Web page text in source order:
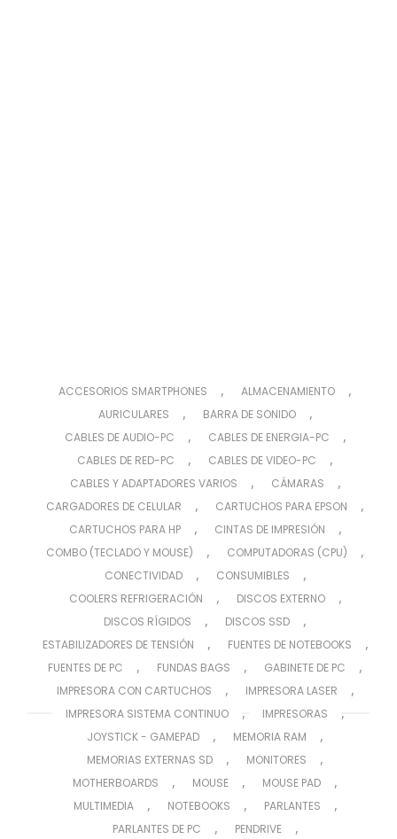
ACCESORIOS SMARTPHONES , ALMACENAMIENTO ,
AURICULARES , BARRA DE SONIDO ,
CABLES DE AUDIO-PC , CABLES DE ENERGIA-PC ,
CABLES DE RED-PC , CABLES DE VIDEO-PC ,
CABLES Y ADAPTADORES VARIOS , CÁMARAS ,
CARGADORES DE CELULAR , CARTUCHOS PARA EPSON ,
CARTUCHOS PARA HP , CINTAS DE IMPRESIÓN ,
COMBO (TECLADO Y MOUSE) , COMPUTADORAS (CPU) ,
CONECTIVIDAD , CONSUMIBLES ,
COOLERS REFRIGERACIÓN , DISCOS EXTERNO ,
DISCOS RÍGIDOS , DISCOS SSD ,
ESTABILIZADORES DE TENSIÓN , FUENTES DE NOTEBOOKS ,
FUENTES DE PC , FUNDAS BAGS , GABINETE DE PC ,
IMPRESORA CON CARTUCHOS , IMPRESORA LASER ,
IMPRESORA SISTEMA CONTINUO , IMPRESORAS ,
JOYSTICK - GAMEPAD , MEMORIA RAM ,
MEMORIAS EXTERNAS SD , MONITORES ,
MOTHERBOARDS , MOUSE , MOUSE PAD ,
MULTIMEDIA , NOTEBOOKS , PARLANTES ,
PARLANTES DE PC , PENDRIVE ,